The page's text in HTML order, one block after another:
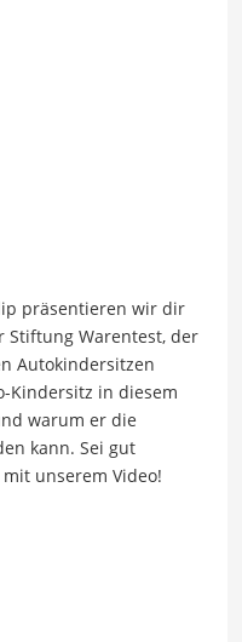
präsentieren wir dir
Stiftung Warentest, der
Autokindersitzen
Kindersitz in diesem
warum er die
kann. Sei gut
unserem Video!